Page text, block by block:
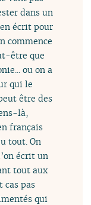
dans un
écrit pour
commence
être que
ou on a
qui le
être des
là,
français
tout. On
écrit un
tout aux
cas pas
qui